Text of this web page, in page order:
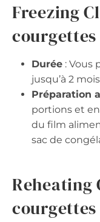
Freezing
Durée : Vous
jusqu’à 2
Préparation
portions et
du film
sac de
Reheating